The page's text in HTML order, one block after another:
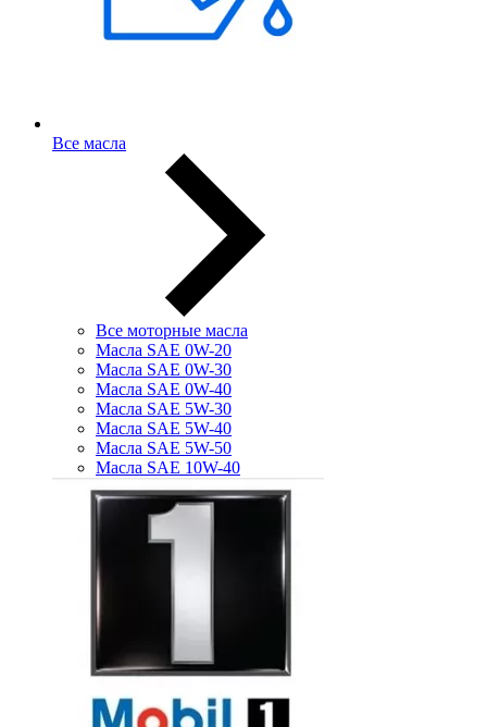
Все масла
Все моторные масла
Масла SAE 0W-20
Масла SAE 0W-30
Масла SAE 0W-40
Масла SAE 5W-30
Масла SAE 5W-40
Масла SAE 5W-50
Масла SAE 10W-40